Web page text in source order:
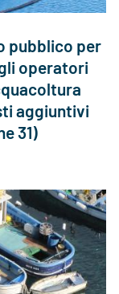
pubblico per
operatori
aggiuntivi
31)